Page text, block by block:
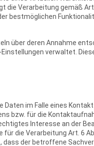
Verarbeitung gemäß Art.
bestmöglichen
über deren Annahme
verwaltet.
im Falle eines
bzw. für die
Interesse an der
die Verarbeitung Art. 6
dass der betroffene